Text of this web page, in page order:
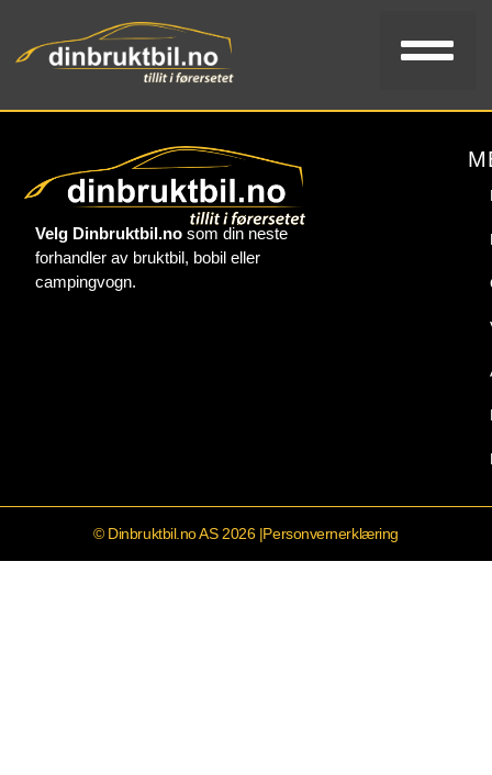
Velg Dinbruktbil.nosom din neste
forhandler av bruktbil, bobil eller
campingvogn.
© Dinbruktbil.no AS 2026 |Personvernerklæring